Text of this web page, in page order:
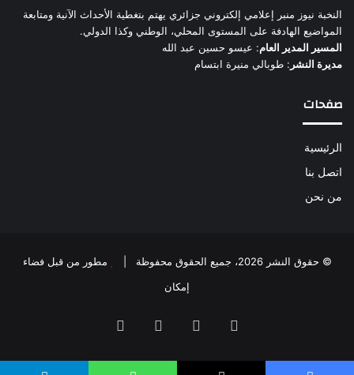
النخبة نيوز منبر إعلامي إلكتروني جزائري يهتم بتغطية الأحداث الآنية ومتابعة
المواضيع الهادفة على المستوى المحلي، الوطني وكذا الدولي.
المسير المدير العام: عيسو حسين عبد الله
مديرة النشر : طوبالي منيرة ابتسام
صفحات
الرئيسية
اتصل بنا
من نحن
© حقوق النشر 2026، جميع الحقوق محفوظة |
مطور من قبل فضاء
إمكان
فيسبوك ‫YouTube